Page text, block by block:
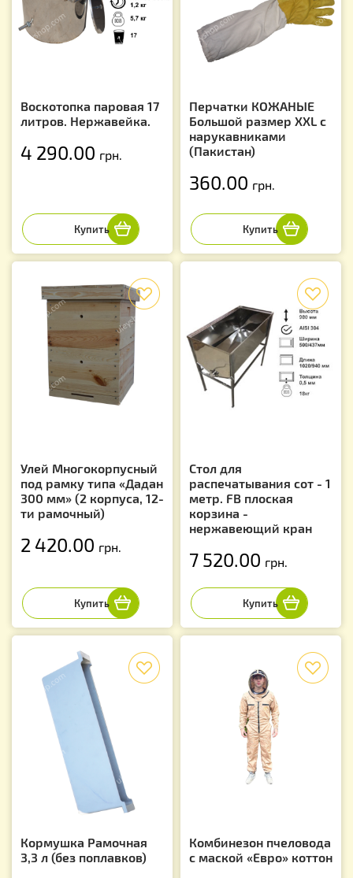
Воскотопка паровая 17
литров. Нержавейка.
4 290.00 грн.
Перчатки КОЖАНЫЕ
Большой размер XXL с
нарукавниками
(Пакистан)
360.00 грн.
Улей Многокорпусный
под рамку типа «Дадан
300 мм» (2 корпуса, 12-
ти рамочный)
2 420.00 грн.
Стол для
распечатывания сот - 1
метр. FB плоская
корзина -
нержавеющий кран
7 520.00 грн.
Кормушка Рамочная
3,3 л (без поплавков)
Комбинезон пчеловода
с маской «Евро» коттон